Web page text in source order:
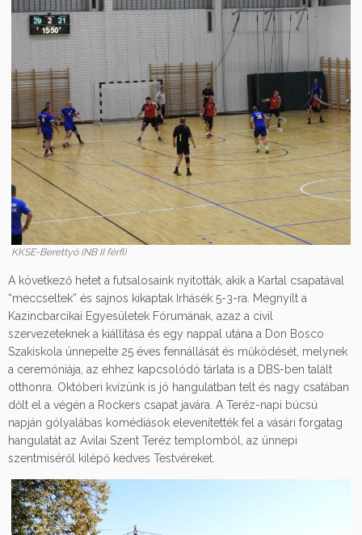
KKSE-Berettyó (NB II férfi)
A következő hetet a futsalosaink nyitották, akik a Kartal csapatával
“meccseltek” és sajnos kikaptak Irhásék 5-3-ra. Megnyílt a
Kazincbarcikai Egyesületek Fórumának, azaz a civil
szervezeteknek a kiállítása és egy nappal utána a Don Bosco
Szakiskola ünnepelte 25 éves fennállását és működését, melynek
a ceremóniája, az ehhez kapcsolódó tárlata is a DBS-ben talált
otthonra. Októberi kvízünk is jó hangulatban telt és nagy csatában
dőlt el a végén a Rockers csapat javára. A Teréz-napi búcsú
napján gólyalábas komédiások elevenítették fel a vásári forgatag
hangulatát az Avilai Szent Teréz templomból, az ünnepi
szentmiséről kilépő kedves Testvéreket.